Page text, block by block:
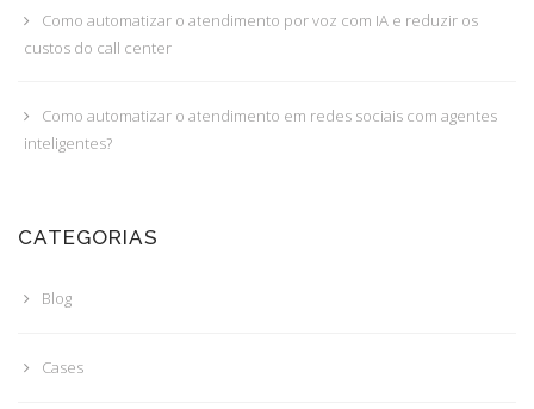
Como automatizar o atendimento por voz com IA e reduzir os
custos do call center
Como automatizar o atendimento em redes sociais com agentes
inteligentes?
CATEGORIAS
Blog
Cases